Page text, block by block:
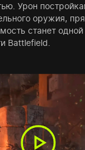
Урон
оружия,
станет
Battlefield.